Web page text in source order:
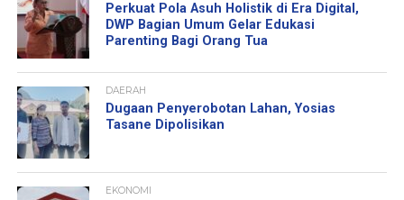
Perkuat Pola Asuh Holistik di Era Digital,
DWP Bagian Umum Gelar Edukasi
Parenting Bagi Orang Tua
DAERAH
Dugaan Penyerobotan Lahan, Yosias
Tasane Dipolisikan
EKONOMI